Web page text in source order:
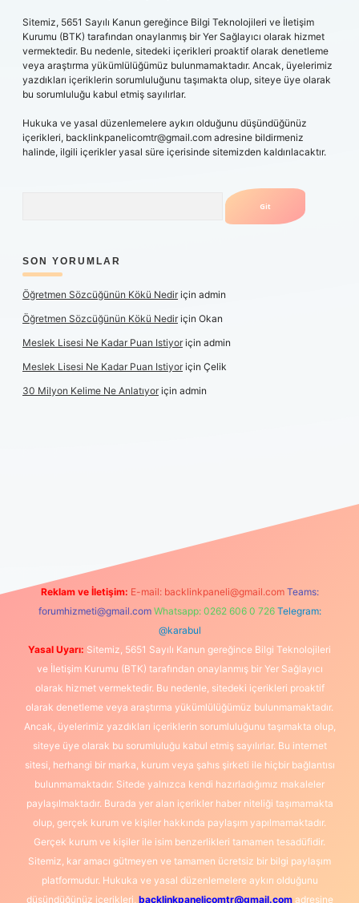
Sitemiz, 5651 Sayılı Kanun gereğince Bilgi Teknolojileri ve İletişim
Kurumu (BTK) tarafından onaylanmış bir Yer Sağlayıcı olarak hizmet
vermektedir. Bu nedenle, sitedeki içerikleri proaktif olarak denetleme
veya araştırma yükümlülüğümüz bulunmamaktadır. Ancak, üyelerimiz
yazdıkları içeriklerin sorumluluğunu taşımakta olup, siteye üye olarak
bu sorumluluğu kabul etmiş sayılırlar.
Hukuka ve yasal düzenlemelere aykırı olduğunu düşündüğünüz
içerikleri, backlinkpanelicomtr@gmail.com adresine bildirmeniz
halinde, ilgili içerikler yasal süre içerisinde sitemizden kaldırılacaktır.
SON YORUMLAR
Öğretmen Sözcüğünün Kökü Nediriçin admin
Öğretmen Sözcüğünün Kökü Nediriçin Okan
Meslek Lisesi Ne Kadar Puan Istiyoriçin admin
Meslek Lisesi Ne Kadar Puan Istiyoriçin Çelik
30 Milyon Kelime Ne Anlatıyoriçin admin
elexbetgiris.org
Reklam ve İletişim: E-mail: backlinkpaneli@gmail.com Teams:
forumhizmeti@gmail.com Whatsapp: 0262 606 0 726 Telegram:
@karabul
Yasal Uyarı: Sitemiz, 5651 Sayılı Kanun gereğince Bilgi Teknolojileri
ve İletişim Kurumu (BTK) tarafından onaylanmış bir Yer Sağlayıcı
olarak hizmet vermektedir. Bu nedenle, sitedeki içerikleri proaktif
olarak denetleme veya araştırma yükümlülüğümüz bulunmamaktadır.
Ancak, üyelerimiz yazdıkları içeriklerin sorumluluğunu taşımakta olup,
siteye üye olarak bu sorumluluğu kabul etmiş sayılırlar. Bu internet
sitesi, herhangi bir marka, kurum veya şahıs şirketi ile hiçbir bağlantısı
bulunmamaktadır. Sitede yalnızca kendi hazırladığımız makaleler
paylaşılmaktadır. Burada yer alan içerikler haber niteliği taşımamakta
olup, gerçek kurum ve kişiler hakkında paylaşım yapılmamaktadır.
Gerçek kurum ve kişiler ile isim benzerlikleri tamamen tesadüfidir.
Sitemiz, kar amacı gütmeyen ve tamamen ücretsiz bir bilgi paylaşım
platformudur. Hukuka ve yasal düzenlemelere aykırı olduğunu
düşündüğünüz içerikleri, backlinkpanelicomtr@gmail.comadresine